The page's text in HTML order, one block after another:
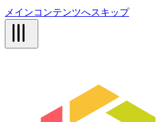
メインコンテンツへスキップ